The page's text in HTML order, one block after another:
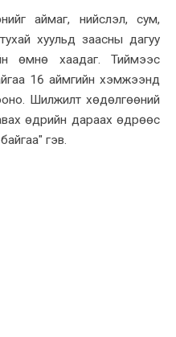
аймаг, нийслэл, сум,
хуульд заасны дагуу
өмнө хаадаг. Тиймээс
16 аймгийн хэмжээнд
Шилжилт хөдөлгөөний
өдрийн дараах өдрөөс
гэв.